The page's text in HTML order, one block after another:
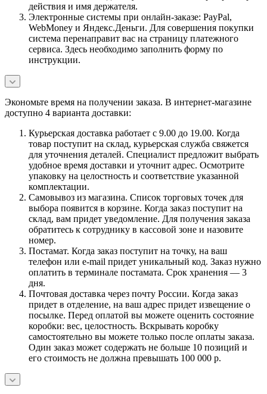
действия и имя держателя.
Электронные системы при онлайн-заказе: PayPal,
WebMoney и Яндекс.Деньги. Для совершения покупки
система перенаправит вас на страницу платежного
сервиса. Здесь необходимо заполнить форму по
инструкции.
Экономьте время на получении заказа. В интернет-магазине
доступно 4 варианта доставки:
Курьерская доставка работает с 9.00 до 19.00. Когда
товар поступит на склад, курьерская служба свяжется
для уточнения деталей. Специалист предложит выбрать
удобное время доставки и уточнит адрес. Осмотрите
упаковку на целостность и соответствие указанной
комплектации.
Самовывоз из магазина. Список торговых точек для
выбора появится в корзине. Когда заказ поступит на
склад, вам придет уведомление. Для получения заказа
обратитесь к сотруднику в кассовой зоне и назовите
номер.
Постамат. Когда заказ поступит на точку, на ваш
телефон или e-mail придет уникальный код. Заказ нужно
оплатить в терминале постамата. Срок хранения — 3
дня.
Почтовая доставка через почту России. Когда заказ
придет в отделение, на ваш адрес придет извещение о
посылке. Перед оплатой вы можете оценить состояние
коробки: вес, целостность. Вскрывать коробку
самостоятельно вы можете только после оплаты заказа.
Один заказ может содержать не больше 10 позиций и
его стоимость не должна превышать 100 000 р.